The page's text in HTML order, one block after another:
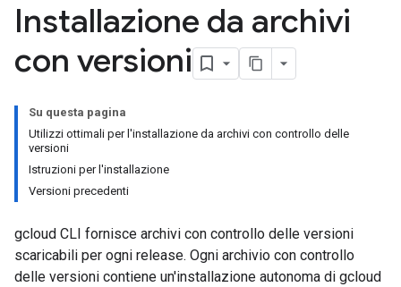
Installazione da archivi
con versioni
Su questa pagina
Utilizzi ottimali per l'installazione da archivi con controllo delle
versioni
Istruzioni per l'installazione
Versioni precedenti
gcloud CLI fornisce archivi con controllo delle versioni
scaricabili per ogni release. Ogni archivio con controllo
delle versioni contiene un'installazione autonoma di gcloud